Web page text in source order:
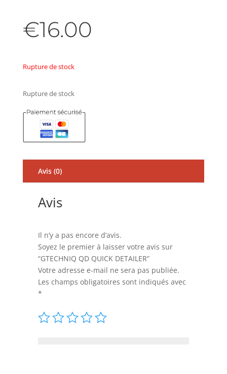
€16.00
Rupture de stock
Rupture de stock
Avis (0)
Avis
Il n’y a pas encore d’avis.
Soyez le premier à laisser votre avis sur
“GTECHNIQ QD QUICK DETAILER”
Votre adresse e-mail ne sera pas publiée.
Les champs obligatoires sont indiqués avec
*